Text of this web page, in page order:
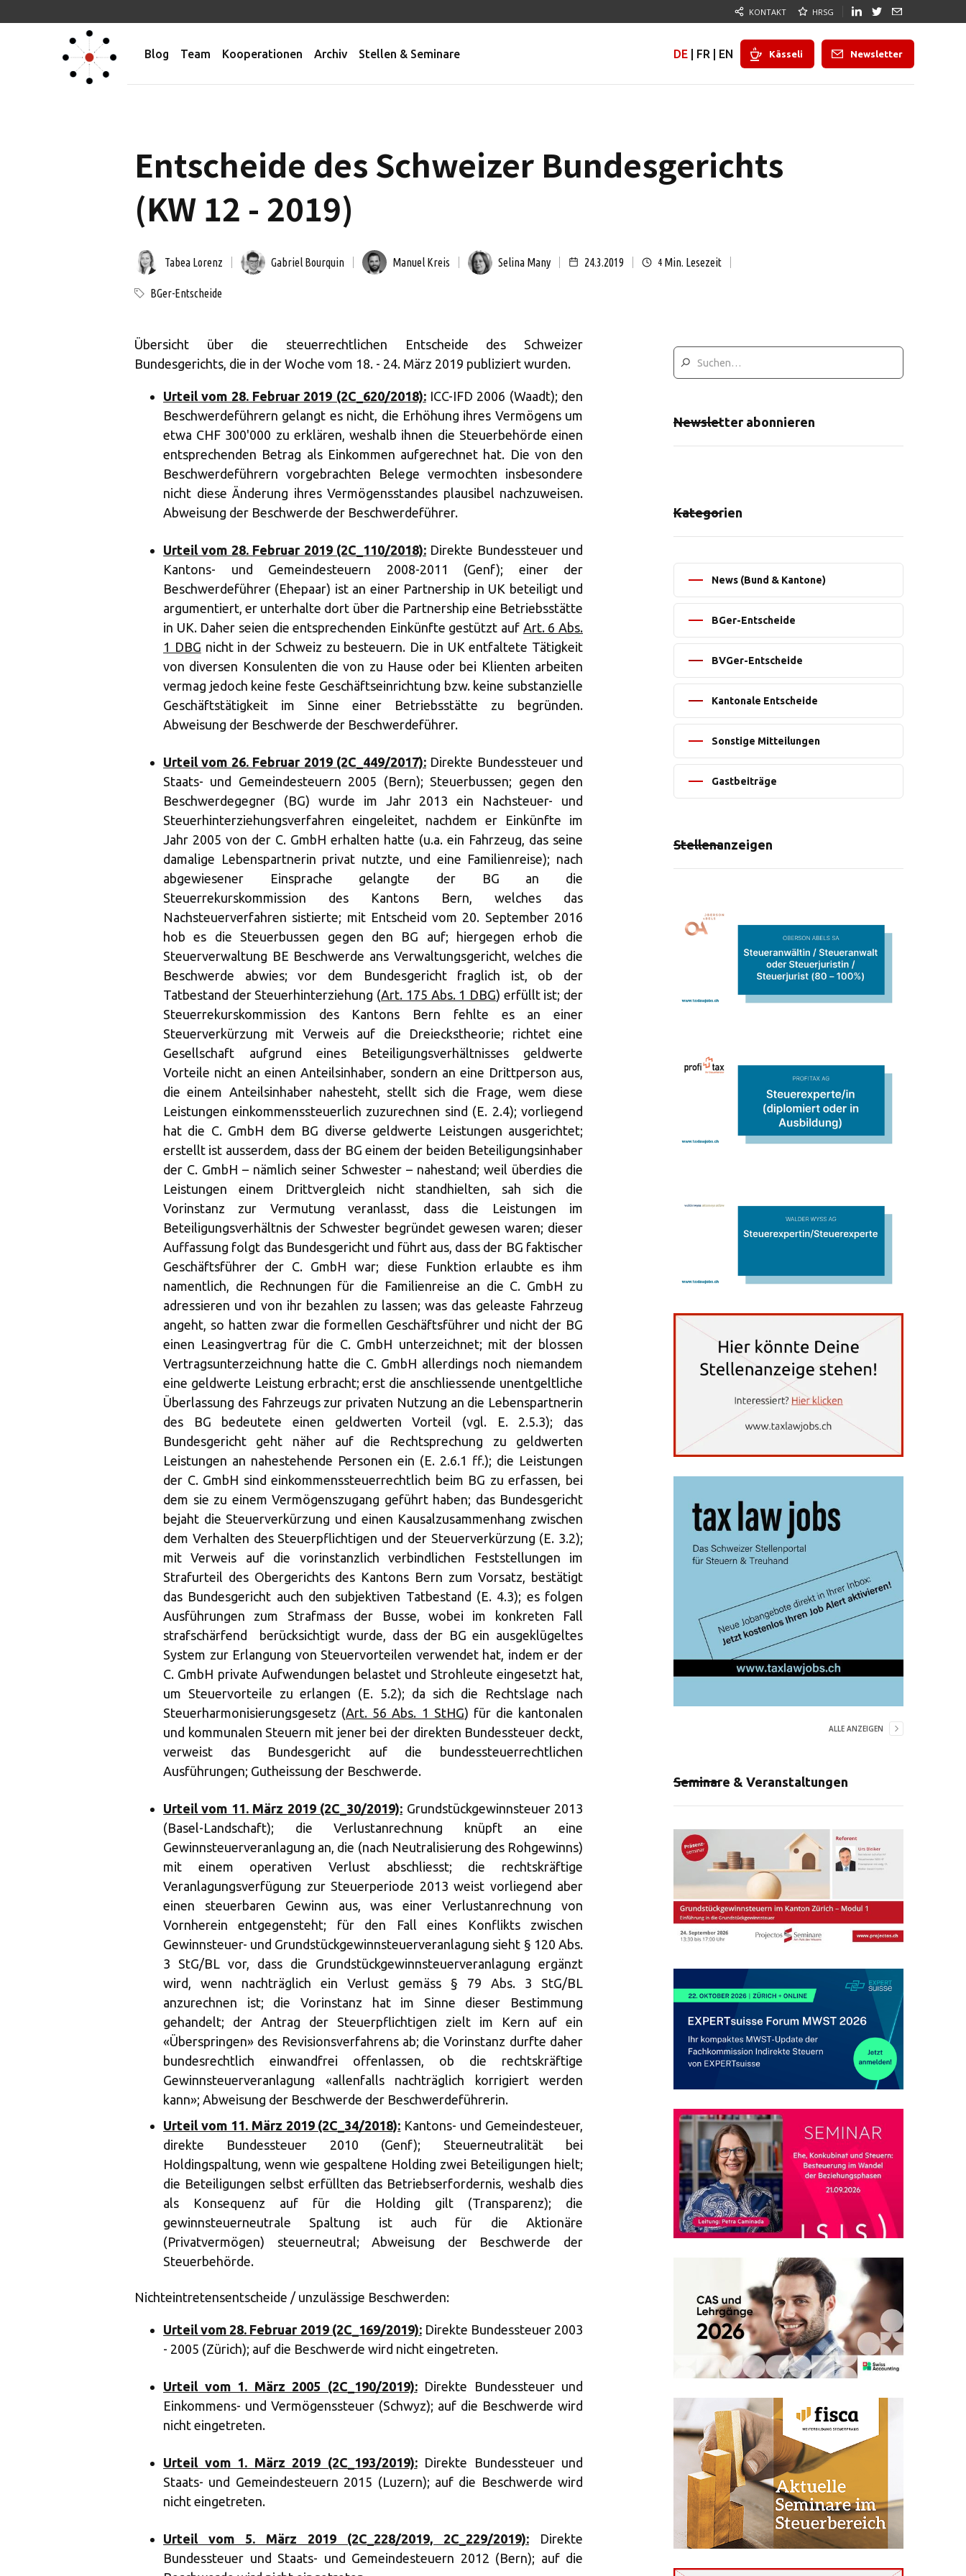
KONTAKT HRSG
Blog Team Kooperationen Archiv Stellen & Seminare DE FR EN Kässeli Newsletter
Entscheide des Schweizer Bundesgerichts
(KW 12 - 2019)
Tabea Lorenz Gabriel Bourquin Manuel Kreis Selina Many 24.3.2019 4 Min. Lesezeit
BGer-Entscheide
Übersicht über die steuerrechtlichen Entscheide des Schweizer
Bundesgerichts, die in der Woche vom 18. - 24. März 2019 publiziert wurden.
Urteil vom 28. Februar 2019 (2C_620/2018):ICC-IFD 2006 (Waadt); den
Beschwerdeführern gelangt es nicht, die Erhöhung ihres Vermögens um
etwa CHF 300'000 zu erklären, weshalb ihnen die Steuerbehörde einen
entsprechenden Betrag als Einkommen aufgerechnet hat. Die von den
Beschwerdeführern vorgebrachten Belege vermochten insbesondere
nicht diese Änderung ihres Vermögensstandes plausibel nachzuweisen.
Abweisung der Beschwerde der Beschwerdeführer.
Urteil vom 28. Februar 2019 (2C_110/2018):Direkte Bundessteuer und
Kantons- und Gemeindesteuern 2008-2011 (Genf); einer der
Beschwerdeführer (Ehepaar) ist an einer Partnership in UK beteiligt und
argumentiert, er unterhalte dort über die Partnership eine Betriebsstätte
in UK. Daher seien die entsprechenden Einkünfte gestützt auf Art. 6 Abs.
1 DBG nicht in der Schweiz zu besteuern. Die in UK entfaltete Tätigkeit
von diversen Konsulenten die von zu Hause oder bei Klienten arbeiten
vermag jedoch keine feste Geschäftseinrichtung bzw. keine substanzielle
Geschäftstätigkeit im Sinne einer Betriebsstätte zu begründen.
Abweisung der Beschwerde der Beschwerdeführer.
Urteil vom 26. Februar 2019 (2C_449/2017):Direkte Bundessteuer und
Staats- und Gemeindesteuern 2005 (Bern); Steuerbussen; gegen den
Beschwerdegegner (BG) wurde im Jahr 2013 ein Nachsteuer- und
Steuerhinterziehungsverfahren eingeleitet, nachdem er Einkünfte im
Jahr 2005 von der C. GmbH erhalten hatte (u.a. ein Fahrzeug, das seine
damalige Lebenspartnerin privat nutzte, und eine Familienreise); nach
abgewiesener Einsprache gelangte der BG an die
Steuerrekurskommission des Kantons Bern, welches das
Nachsteuerverfahren sistierte; mit Entscheid vom 20. September 2016
hob es die Steuerbussen gegen den BG auf; hiergegen erhob die
Steuerverwaltung BE Beschwerde ans Verwaltungsgericht, welches die
Beschwerde abwies; vor dem Bundesgericht fraglich ist, ob der
Tatbestand der Steuerhinterziehung (Art. 175 Abs. 1 DBG) erfüllt ist; der
Steuerrekurskommission des Kantons Bern fehlte es an einer
Steuerverkürzung mit Verweis auf die Dreieckstheorie; richtet eine
Gesellschaft aufgrund eines Beteiligungsverhältnisses geldwerte
Vorteile nicht an einen Anteilsinhaber, sondern an eine Drittperson aus,
die einem Anteilsinhaber nahesteht, stellt sich die Frage, wem diese
Leistungen einkommenssteuerlich zuzurechnen sind (E. 2.4); vorliegend
hat die C. GmbH dem BG diverse geldwerte Leistungen ausgerichtet;
erstellt ist ausserdem, dass der BG einem der beiden Beteiligungsinhaber
der C. GmbH – nämlich seiner Schwester – nahestand; weil überdies die
Leistungen einem Drittvergleich nicht standhielten, sah sich die
Vorinstanz zur Vermutung veranlasst, dass die Leistungen im
Beteiligungsverhältnis der Schwester begründet gewesen waren; dieser
Auffassung folgt das Bundesgericht und führt aus, dass der BG faktischer
Geschäftsführer der C. GmbH war; diese Funktion erlaubte es ihm
namentlich, die Rechnungen für die Familienreise an die C. GmbH zu
adressieren und von ihr bezahlen zu lassen; was das geleaste Fahrzeug
angeht, so hatten zwar die formellen Geschäftsführer und nicht der BG
einen Leasingvertrag für die C. GmbH unterzeichnet; mit der blossen
Vertragsunterzeichnung hatte die C. GmbH allerdings noch niemandem
eine geldwerte Leistung erbracht; erst die anschliessende unentgeltliche
Überlassung des Fahrzeugs zur privaten Nutzung an die Lebenspartnerin
des BG bedeutete einen geldwerten Vorteil (vgl. E. 2.5.3); das
Bundesgericht geht näher auf die Rechtsprechung zu geldwerten
Leistungen an nahestehende Personen ein (E. 2.6.1 ff.); die Leistungen
der C. GmbH sind einkommenssteuerrechtlich beim BG zu erfassen, bei
dem sie zu einem Vermögenszugang geführt haben; das Bundesgericht
bejaht die Steuerverkürzung und einen Kausalzusammenhang zwischen
dem Verhalten des Steuerpflichtigen und der Steuerverkürzung (E. 3.2);
mit Verweis auf die vorinstanzlich verbindlichen Feststellungen im
Strafurteil des Obergerichts des Kantons Bern zum Vorsatz, bestätigt
das Bundesgericht auch den subjektiven Tatbestand (E. 4.3); es folgen
Ausführungen zum Strafmass der Busse, wobei im konkreten Fall
strafschärfend berücksichtigt wurde, dass der BG ein ausgeklügeltes
System zur Erlangung von Steuervorteilen verwendet hat, indem er der
C. GmbH private Aufwendungen belastet und Strohleute eingesetzt hat,
um Steuervorteile zu erlangen (E. 5.2); da sich die Rechtslage nach
Steuerharmonisierungsgesetz (Art. 56 Abs. 1 StHG) für die kantonalen
und kommunalen Steuern mit jener bei der direkten Bundessteuer deckt,
verweist das Bundesgericht auf die bundessteuerrechtlichen
Ausführungen; Gutheissung der Beschwerde.
Urteil vom 11. März 2019 (2C_30/2019): Grundstückgewinnsteuer 2013
(Basel-Landschaft); die Verlustanrechnung knüpft an eine
Gewinnsteuerveranlagung an, die (nach Neutralisierung des Rohgewinns)
mit einem operativen Verlust abschliesst; die rechtskräftige
Veranlagungsverfügung zur Steuerperiode 2013 weist vorliegend aber
einen steuerbaren Gewinn aus, was einer Verlustanrechnung von
Vornherein entgegensteht; für den Fall eines Konflikts zwischen
Gewinnsteuer- und Grundstückgewinnsteuerveranlagung sieht § 120 Abs.
3 StG/BL vor, dass die Grundstückgewinnsteuerveranlagung ergänzt
wird, wenn nachträglich ein Verlust gemäss § 79 Abs. 3 StG/BL
anzurechnen ist; die Vorinstanz hat im Sinne dieser Bestimmung
gehandelt; der Antrag der Steuerpflichtigen zielt im Kern auf ein
«Überspringen» des Revisionsverfahrens ab; die Vorinstanz durfte daher
bundesrechtlich einwandfrei offenlassen, ob die rechtskräftige
Gewinnsteuerveranlagung «allenfalls nachträglich korrigiert werden
kann»; Abweisung der Beschwerde der Beschwerdeführerin.
Urteil vom 11. März 2019 (2C_34/2018): Kantons- und Gemeindesteuer,
direkte Bundessteuer 2010 (Genf); Steuerneutralität bei
Holdingspaltung, wenn wie gespaltene Holding zwei Beteiligungen hielt;
die Beteiligungen selbst erfüllten das Betriebserfordernis, weshalb dies
als Konsequenz auf für die Holding gilt (Transparenz); die
gewinnsteuerneutrale Spaltung ist auch für die Aktionäre
(Privatvermögen) steuerneutral; Abweisung der Beschwerde der
Steuerbehörde.
Nichteintretensentscheide / unzulässige Beschwerden:
Urteil vom 28. Februar 2019 (2C_169/2019):Direkte Bundessteuer 2003
- 2005 (Zürich); auf die Beschwerde wird nicht eingetreten.
Urteil vom 1. März 2005 (2C_190/2019):Direkte Bundessteuer und
Einkommens- und Vermögenssteuer (Schwyz); auf die Beschwerde wird
nicht eingetreten.
Urteil vom 1. März 2019 (2C_193/2019):Direkte Bundessteuer und
Staats- und Gemeindesteuern 2015 (Luzern); auf die Beschwerde wird
nicht eingetreten.
Urteil vom 5. März 2019 (2C_228/2019, 2C_229/2019): Direkte
Bundessteuer und Staats- und Gemeindesteuern 2012 (Bern); auf die
Newsletter abonnieren
Kategorien
News (Bund & Kantone)
BGer-Entscheide
BVGer-Entscheide
Kantonale Entscheide
Sonstige Mitteilungen
Gastbeiträge
Stellenanzeigen
ALLE ANZEIGEN
Seminare & Veranstaltungen